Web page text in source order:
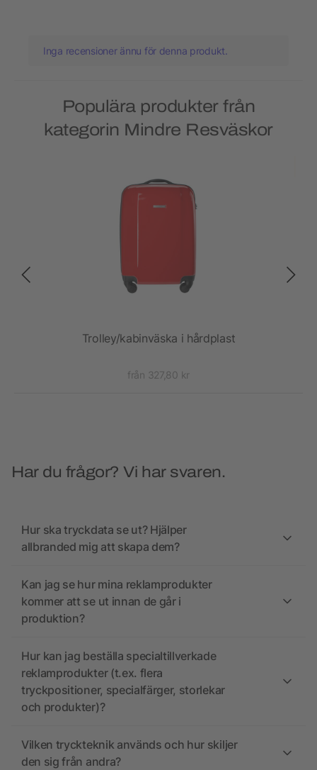
Inga recensioner ännu för denna produkt.
Populära produkter från
kategorin Mindre Resväskor
Trolley/kabinväska i hårdplast
från 327,80 kr
Har du frågor? Vi har svaren.
Hur ska tryckdata se ut? Hjälper
allbranded mig att skapa dem?
Kan jag se hur mina reklamprodukter
kommer att se ut innan de går i
produktion?
Hur kan jag beställa specialtillverkade
reklamprodukter (t.ex. flera
tryckpositioner, specialfärger, storlekar
och produkter)?
Vilken tryckteknik används och hur skiljer
den sig från andra?